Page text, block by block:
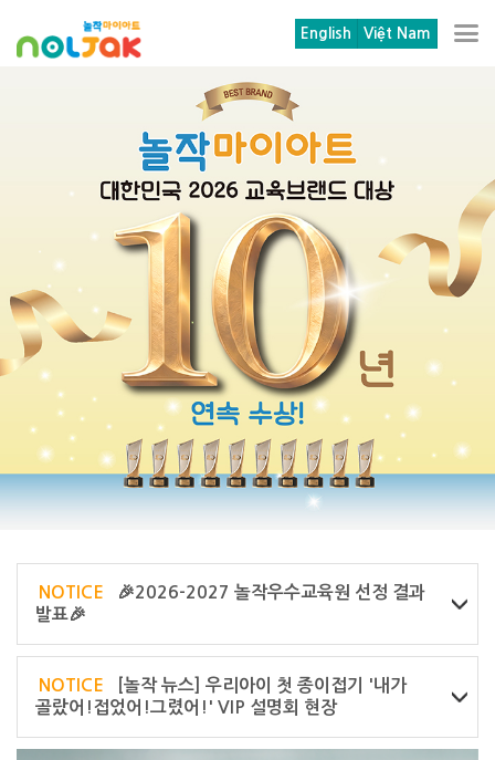
English Việt Nam
NOTICE
🎉2026-2027 놀작우수교육원 선정 결과
발표🎉
NOTICE
[놀작 뉴스] 우리아이 첫 종이접기 '내가
골랐어!접었어!그렸어!' VIP 설명회 현장